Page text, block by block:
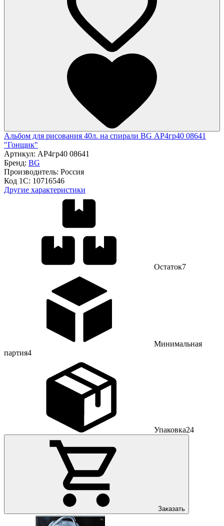
Альбом для рисования 40л. на спирали BG АР4гр40 08641
"Гонщик"
Артикул: АР4гр40 08641
Бренд: BG
Производитель: Россия
Код 1С: 10716546
Другие характеристики
Остаток7
Минимальная
партия4
Упаковка24
Заказать